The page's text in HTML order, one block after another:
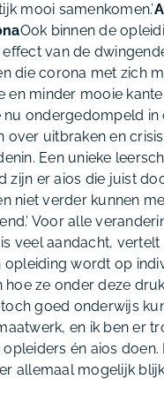
mooi samenkomen.’
Ook binnen de
van de
die corona met zich
en minder mooie
nu ondergedompeld in
over uitbraken en
Een unieke
zijn er aios die juist
niet verder kunnen
Voor alle
veel aandacht, vertelt
opleiding wordt op
hoe ze onder deze
goed onderwijs
en ik ben er
én aios doen.
allemaal mogelijk